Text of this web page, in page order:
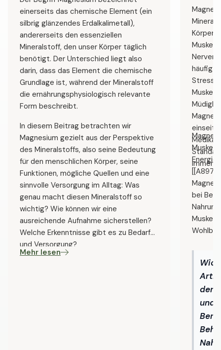
einerseits das chemische Element (ein
silbrig glänzendes Erdalkalimetall),
andererseits den essenziellen
Mineralstoff, den unser Körper täglich
benötigt. Der Unterschied liegt also
darin, dass das Element die chemische
Grundlage ist, während der Mineralstoff
die ernährungsphysiologisch relevante
Form beschreibt.
In diesem Beitrag betrachten wir
Magnesium gezielt aus der Perspektive
des Mineralstoffs, also seine Bedeutung
für den menschlichen Körper, seine
Funktionen, mögliche Quellen und eine
sinnvolle Versorgung im Alltag: Was
genau macht diesen Mineralstoff so
wichtig? Wie können wir eine
ausreichende Aufnahme sicherstellen?
Welche Erkenntnisse gibt es zu Bedarf
und Versorgung?
Mehr lesen
häufig
Stress
immer
[[A897]]
bei
der
und